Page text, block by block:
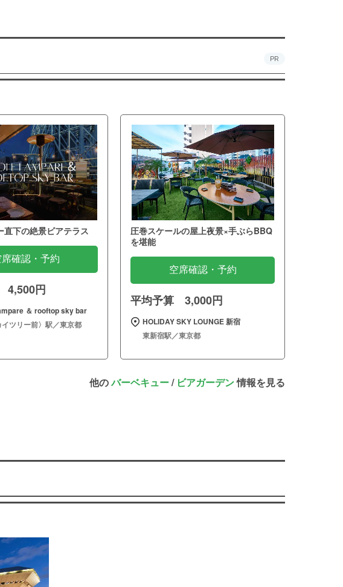
PR
直下の絶景ビアテラス
席確認・予約
4,500円
＆ rooftop sky bar
ツリー前〉駅／東京都
圧巻スケールの屋上夜景×手ぶらBBQ
を堪能
空席確認・予約
平均予算 3,000円
HOLIDAY SKY LOUNGE 新宿
東新宿駅／東京都
他のバーベキュー/ ビアガーデン情報を見る